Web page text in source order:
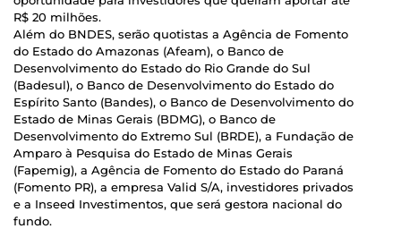
R$ 20 milhões.
Além do BNDES, serão quotistas a Agência de Fomento
do Estado do Amazonas (Afeam), o Banco de
Desenvolvimento do Estado do Rio Grande do Sul
(Badesul), o Banco de Desenvolvimento do Estado do
Espírito Santo (Bandes), o Banco de Desenvolvimento do
Estado de Minas Gerais (BDMG), o Banco de
Desenvolvimento do Extremo Sul (BRDE), a Fundação de
Amparo à Pesquisa do Estado de Minas Gerais
(Fapemig), a Agência de Fomento do Estado do Paraná
(Fomento PR), a empresa Valid S/A, investidores privados
e a Inseed Investimentos, que será gestora nacional do
fundo.